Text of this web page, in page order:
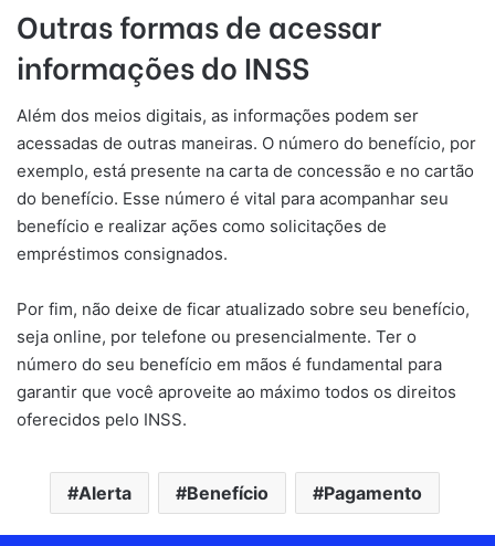
Outras formas de acessar
informações do INSS
Além dos meios digitais, as informações podem ser
acessadas de outras maneiras. O número do benefício, por
exemplo, está presente na carta de concessão e no cartão
do benefício. Esse número é vital para acompanhar seu
benefício e realizar ações como solicitações de
empréstimos consignados.
Por fim, não deixe de ficar atualizado sobre seu benefício,
seja online, por telefone ou presencialmente. Ter o
número do seu benefício em mãos é fundamental para
garantir que você aproveite ao máximo todos os direitos
oferecidos pelo INSS.
Alerta Benefício Pagamento